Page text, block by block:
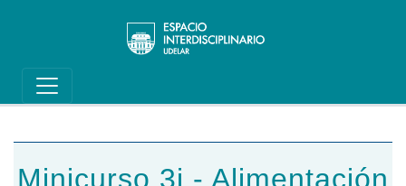
Main navigation
Minicurso 3i - Alimentación